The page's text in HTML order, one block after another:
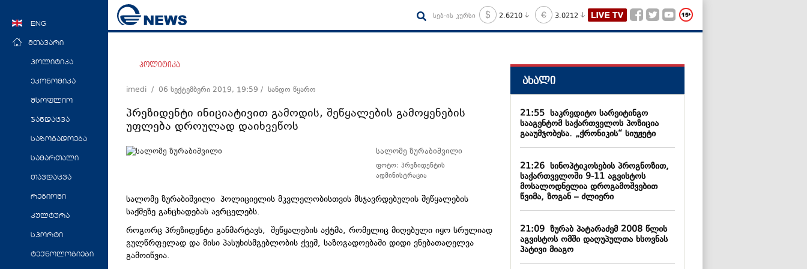
ENG
მთავარი
პოლიტიკა
ეკონომიკა
მსოფლიო
ჯანდაცვა
საზოგადოება
სამართალი
თავდაცვა
რეგიონი
კულტურა
სპორტი
ტექნოლოგიები
სებ-ის კურსი 2.6210 3.0212
პოლიტიკა
imedi / 06 სექტემბერი 2019, 19:59 / სანდო წყარო
პრეზიდენტი ინიციატივით გამოდის, შეწყალების გამოყენების
უფლება დროულად დაიხვეწოს
სალომე ზურაბიშვილი
ფოტო: პრეზიდენტის
ადმინისტრაცია
სალომე ზურაბიშვილი პოლიციელის მკვლელობისთვის მსჯავრდებულის შეწყალების
საქმეზე განცხადებას ავრცელებს.
როგორც პრეზიდენტი განმარტავს, შეწყალების აქტმა, რომელიც მიღებული იყო სრულიად
გულწრფელად და მისი პასუხისმგებლობის ქვეშ, საზოგადოებაში დიდი ვნებათაღელვა
გამოიწვია.
ახალი
21:55საკრედიტო სარეიტინგო
სააგენტომ საქართველოს პოზიცია
გააუმჯობესა. „ქრონიკის“ სიუჟეტი
21:26სინოპტიკოსების პროგნოზით,
საქართველოში 9-11 აგვისტოს
მოსალოდნელია დროგამოშვებით
წვიმა, ზოგან – ძლიერი
21:09ზურაბ პატარაძემ 2008 წლის
აგვისტოს ომში დაღუპულთა ხსოვნას
პატივი მიაგო